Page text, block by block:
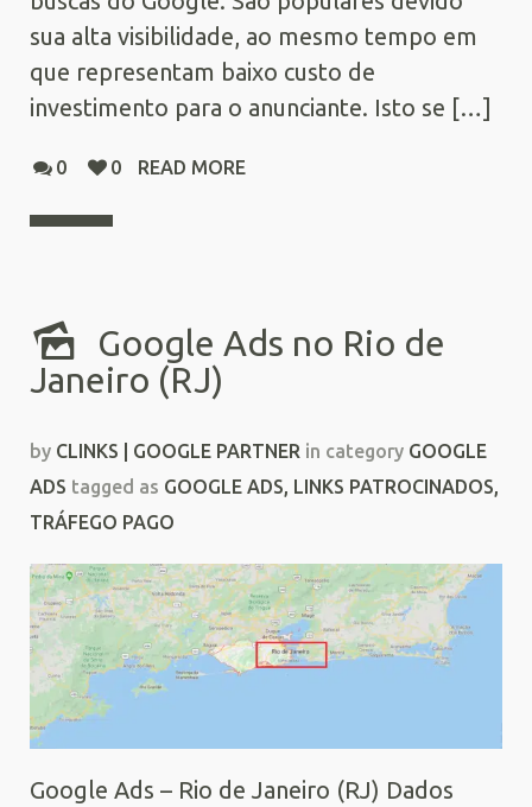
sua alta visibilidade, ao mesmo tempo em
que representam baixo custo de
investimento para o anunciante. Isto se […]
0 0 READ MORE
Google Ads no Rio de
Janeiro (RJ)
by CLINKS | GOOGLE PARTNER in category GOOGLE
ADS tagged as GOOGLE ADS, LINKS PATROCINADOS,
TRÁFEGO PAGO
Google Ads – Rio de Janeiro (RJ) Dados